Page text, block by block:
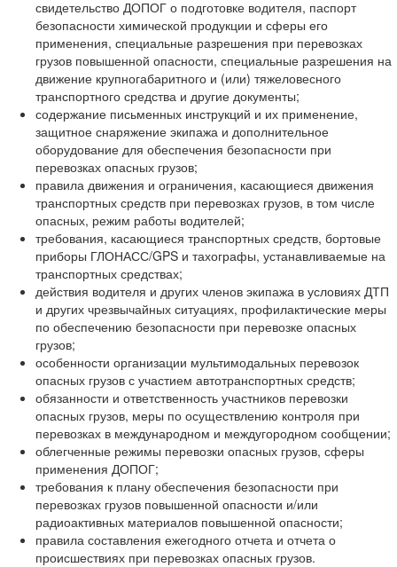
свидетельство ДОПОГ о подготовке водителя, паспорт
безопасности химической продукции и сферы его
применения, специальные разрешения при перевозках
грузов повышенной опасности, специальные разрешения на
движение крупногабаритного и (или) тяжеловесного
транспортного средства и другие документы;
содержание письменных инструкций и их применение,
защитное снаряжение экипажа и дополнительное
оборудование для обеспечения безопасности при
перевозках опасных грузов;
правила движения и ограничения, касающиеся движения
транспортных средств при перевозках грузов, в том числе
опасных, режим работы водителей;
требования, касающиеся транспортных средств, бортовые
приборы ГЛОНАСС/GPS и тахографы, устанавливаемые на
транспортных средствах;
действия водителя и других членов экипажа в условиях ДТП
и других чрезвычайных ситуациях, профилактические меры
по обеспечению безопасности при перевозке опасных
грузов;
особенности организации мультимодальных перевозок
опасных грузов с участием автотранспортных средств;
обязанности и ответственность участников перевозки
опасных грузов, меры по осуществлению контроля при
перевозках в международном и междугородном сообщении;
облегченные режимы перевозки опасных грузов, сферы
применения ДОПОГ;
требования к плану обеспечения безопасности при
перевозках грузов повышенной опасности и/или
радиоактивных материалов повышенной опасности;
правила составления ежегодного отчета и отчета о
происшествиях при перевозках опасных грузов.